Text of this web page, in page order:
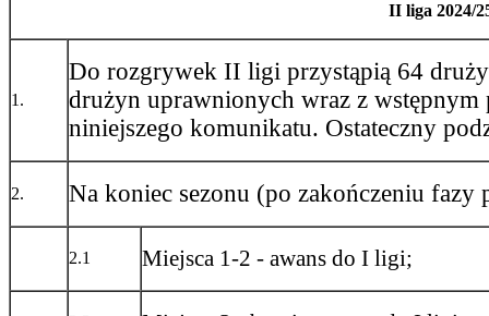
II liga 2024/
1.
Do rozgrywek II ligi przystąpią 64
drużyn uprawnionych wraz z wstępnym
niniejszego komunikatu. Ostateczny
2. Na koniec sezonu (po zakończeniu fazy
2.1 Miejsca 1-2 - awans do I ligi;